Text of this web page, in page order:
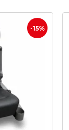
-15%